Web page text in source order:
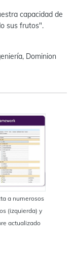
capacidad de
sus frutos".
Dominion
a numerosos
(izquierda) y
actualizado